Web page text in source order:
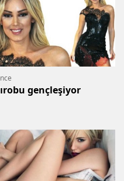
gençleşiyor